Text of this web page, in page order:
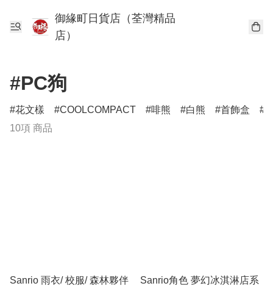
御緣町日貨店（荃灣精品
店）
#PC狗
花文樣 COOLCOMPACT 啡熊 白熊 首飾盒
10項 商品
Sanrio 雨衣/ 校服/ 森林夥伴
Sanrio角色 夢幻冰淇淋店系